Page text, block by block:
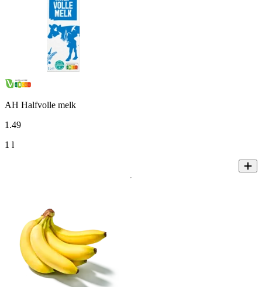
AH Halfvolle melk
1 .49
1 l